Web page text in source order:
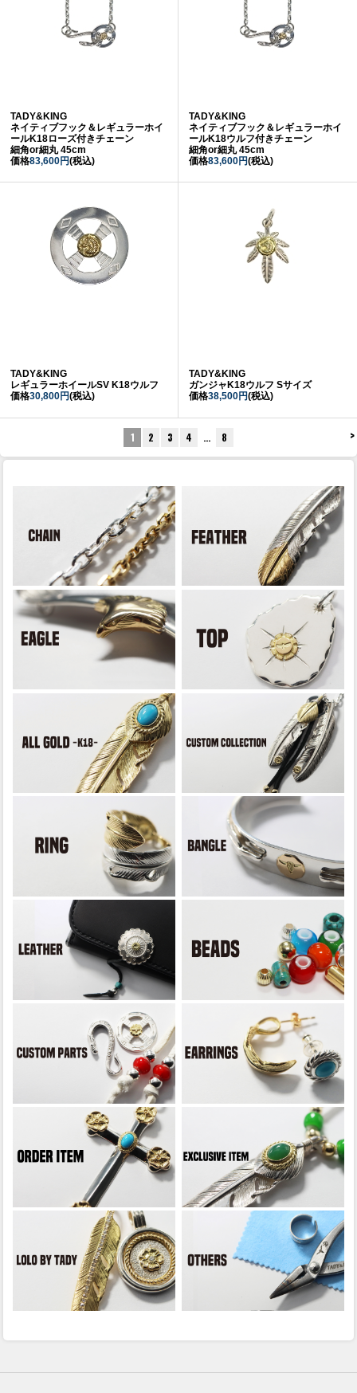
TADY&KING
ネイティブフック＆レギュラーホイ
ールK18ローズ付きチェーン
細角or細丸 45cm
価格83,600円(税込)
TADY&KING
ネイティブフック＆レギュラーホイ
ールK18ウルフ付きチェーン
細角or細丸 45cm
価格83,600円(税込)
TADY&KING
レギュラーホイールSV K18ウルフ
価格30,800円(税込)
TADY&KING
ガンジャK18ウルフ Sサイズ
価格38,500円(税込)
>
1 2 3 4 … 8